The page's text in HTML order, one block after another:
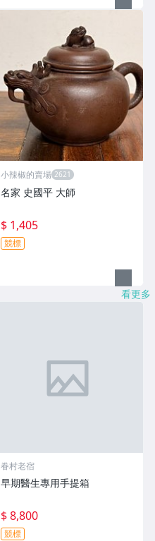
小辣椒的賣場
名家 史國平 大師
$ 1,405
競標
看更多
眷村老宿
早期醫生專用手提箱
$ 8,800
競標